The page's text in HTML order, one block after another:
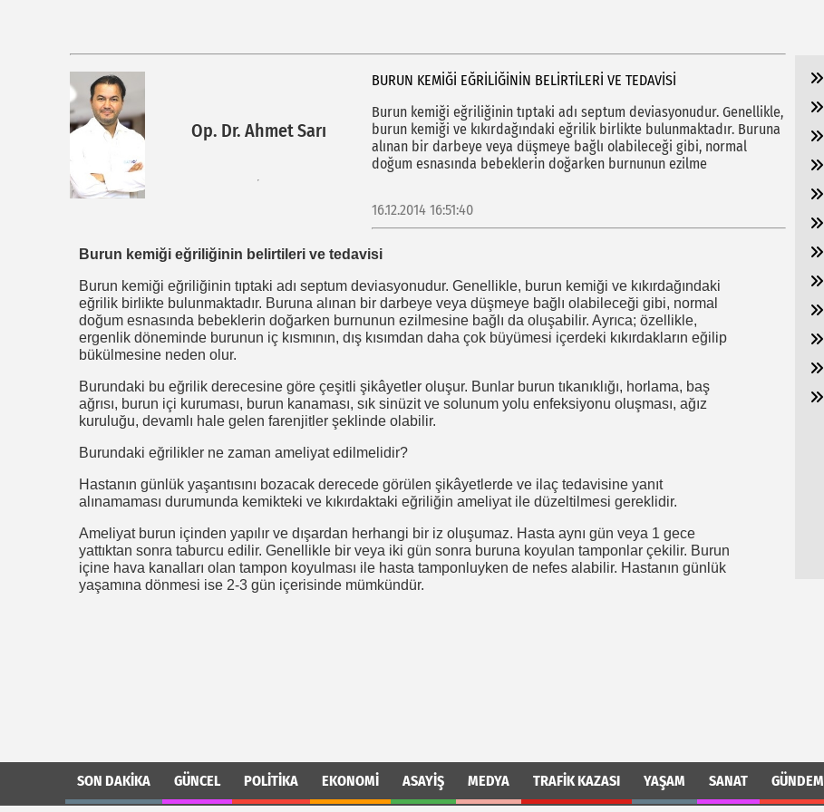
Op. Dr. Ahmet Sarı
BURUN KEMIĞI EĞRILIĞININ BELIRTILERI VE TEDAVISI
Burun kemiği eğriliğinin tıptaki adı septum deviasyonudur. Genellikle,
burun kemiği ve kıkırdağındaki eğrilik birlikte bulunmaktadır. Buruna
alınan bir darbeye veya düşmeye bağlı olabileceği gibi, normal
doğum esnasında bebeklerin doğarken burnunun ezilme
16.12.2014 16:51:40
Burun kemiği eğriliğinin belirtileri ve tedavisi
Burun kemiği eğriliğinin tıptaki adı septum deviasyonudur. Genellikle, burun kemiği ve kıkırdağındaki
eğrilik birlikte bulunmaktadır. Buruna alınan bir darbeye veya düşmeye bağlı olabileceği gibi, normal
doğum esnasında bebeklerin doğarken burnunun ezilmesine bağlı da oluşabilir. Ayrıca; özellikle,
ergenlik döneminde burunun iç kısmının, dış kısımdan daha çok büyümesi içerdeki kıkırdakların eğilip
bükülmesine neden olur.
Burundaki bu eğrilik derecesine göre çeşitli şikâyetler oluşur. Bunlar burun tıkanıklığı, horlama, baş
ağrısı, burun içi kuruması, burun kanaması, sık sinüzit ve solunum yolu enfeksiyonu oluşması, ağız
kuruluğu, devamlı hale gelen farenjitler şeklinde olabilir.
Burundaki eğrilikler ne zaman ameliyat edilmelidir?
Hastanın günlük yaşantısını bozacak derecede görülen şikâyetlerde ve ilaç tedavisine yanıt
alınamaması durumunda kemikteki ve kıkırdaktaki eğriliğin ameliyat ile düzeltilmesi gereklidir.
Ameliyat burun içinden yapılır ve dışardan herhangi bir iz oluşumaz. Hasta aynı gün veya 1 gece
yattıktan sonra taburcu edilir. Genellikle bir veya iki gün sonra buruna koyulan tamponlar çekilir. Burun
içine hava kanalları olan tampon koyulması ile hasta tamponluyken de nefes alabilir. Hastanın günlük
yaşamına dönmesi ise 2-3 gün içerisinde mümkündür.
SON DAKIKA GÜNCEL POLITIKA EKONOMI ASAYIŞ MEDYA TRAFIK KAZASI YAŞAM SANAT GÜNDEM